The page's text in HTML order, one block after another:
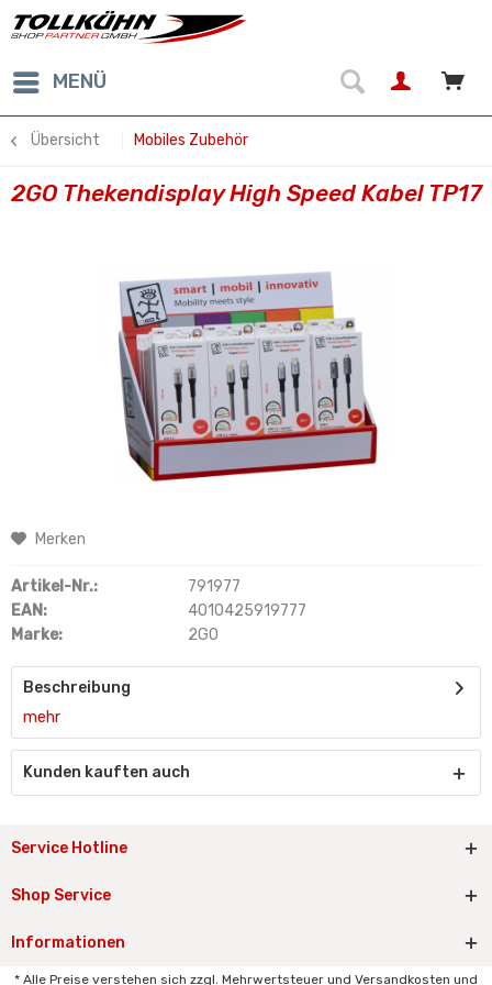
MENÜ
Übersicht Mobiles Zubehör
2GO Thekendisplay High Speed Kabel TP17
Merken
Artikel-Nr.:
791977
EAN:
4010425919777
Marke:
2GO
Beschreibung
mehr
Kunden kauften auch
Service Hotline
Shop Service
Informationen
* Alle Preise verstehen sich zzgl. Mehrwertsteuer und Versandkosten und